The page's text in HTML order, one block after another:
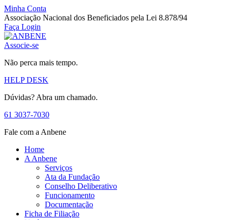
Minha Conta
Associação Nacional dos Beneficiados pela Lei 8.878/94
Faça Login
Associe-se
Não perca mais tempo.
HELP DESK
Dúvidas? Abra um chamado.
61 3037-7030
Fale com a Anbene
Home
A Anbene
Serviços
Ata da Fundação
Conselho Deliberativo
Funcionamento
Documentação
Ficha de Filiação